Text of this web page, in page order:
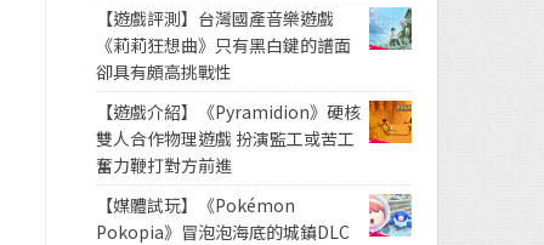
【遊戲評測】台灣國產音樂遊戲
《莉莉狂想曲》只有黑白鍵的譜面
卻具有頗高挑戰性
【遊戲介紹】《Pyramidion》硬核
雙人合作物理遊戲 扮演監工或苦工
奮力鞭打對方前進
【媒體試玩】《Pokémon
Pokopia》冒泡泡海底的城鎮DLC